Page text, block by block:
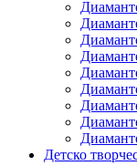
Детско